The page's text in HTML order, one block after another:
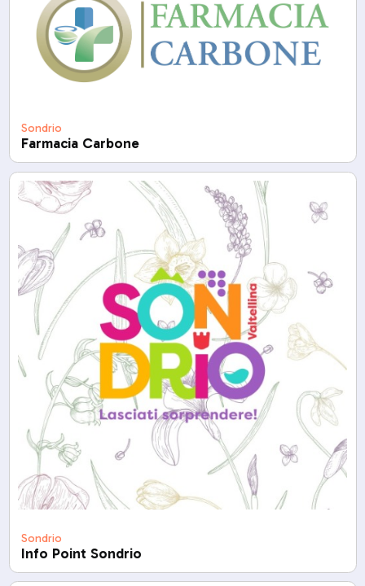
Sondrio
Farmacia Carbone
Sondrio
Info Point Sondrio